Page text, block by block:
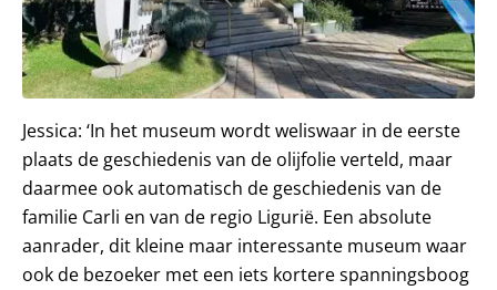
Jessica: ‘In het museum wordt weliswaar in de eerste
plaats de geschiedenis van de olijfolie verteld, maar
daarmee ook automatisch de geschiedenis van de
familie Carli en van de regio Ligurië. Een absolute
aanrader, dit kleine maar interessante museum waar
ook de bezoeker met een iets kortere spanningsboog